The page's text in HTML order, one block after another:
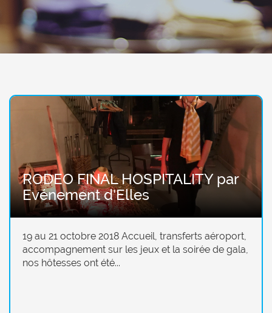
RODEO FINAL HOSPITALITY par
Evénement d'Elles
19 au 21 octobre 2018 Accueil, transferts aéroport,
accompagnement sur les jeux et la soirée de gala,
nos hôtesses ont été...